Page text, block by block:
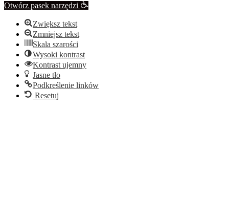
Otwórz pasek narzędzi
Zwiększ tekst
Zmniejsz tekst
Skala szarości
Wysoki kontrast
Kontrast ujemny
Jasne tło
Podkreślenie linków
Resetuj